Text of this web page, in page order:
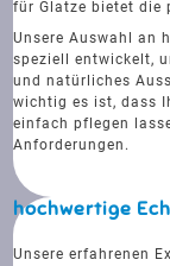
für Glatze bietet die
Unsere Auswahl an
speziell entwickelt,
und natürliches
wichtig es ist, dass
einfach pflegen
Anforderungen.
hochwertige
Unsere erfahrenen